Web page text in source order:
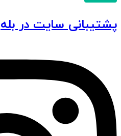
پشتیبانی سایت در بله